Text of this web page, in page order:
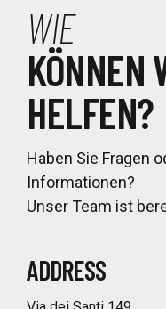
WIE
KÖNNEN
HELFEN?
Haben Sie Fragen
Informationen?
Unser Team ist
ADDRESS